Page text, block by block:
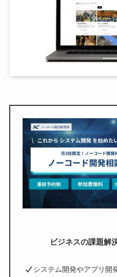
ビジネスの課題解
システム開発やアプリ開